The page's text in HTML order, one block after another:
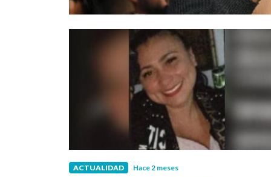
ACTUALIDAD Hace 2 meses